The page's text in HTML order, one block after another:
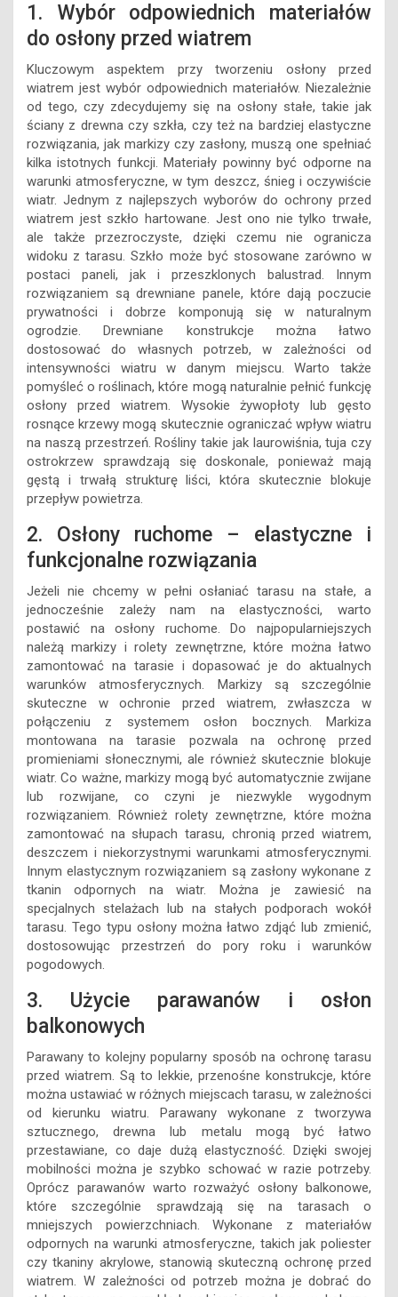
1. Wybór odpowiednich materiałów
do osłony przed wiatrem
Kluczowym aspektem przy tworzeniu osłony przed
wiatrem jest wybór odpowiednich materiałów. Niezależnie
od tego, czy zdecydujemy się na osłony stałe, takie jak
ściany z drewna czy szkła, czy też na bardziej elastyczne
rozwiązania, jak markizy czy zasłony, muszą one spełniać
kilka istotnych funkcji. Materiały powinny być odporne na
warunki atmosferyczne, w tym deszcz, śnieg i oczywiście
wiatr. Jednym z najlepszych wyborów do ochrony przed
wiatrem jest szkło hartowane. Jest ono nie tylko trwałe,
ale także przezroczyste, dzięki czemu nie ogranicza
widoku z tarasu. Szkło może być stosowane zarówno w
postaci paneli, jak i przeszklonych balustrad. Innym
rozwiązaniem są drewniane panele, które dają poczucie
prywatności i dobrze komponują się w naturalnym
ogrodzie. Drewniane konstrukcje można łatwo
dostosować do własnych potrzeb, w zależności od
intensywności wiatru w danym miejscu. Warto także
pomyśleć o roślinach, które mogą naturalnie pełnić funkcję
osłony przed wiatrem. Wysokie żywopłoty lub gęsto
rosnące krzewy mogą skutecznie ograniczać wpływ wiatru
na naszą przestrzeń. Rośliny takie jak laurowiśnia, tuja czy
ostrokrzew sprawdzają się doskonale, ponieważ mają
gęstą i trwałą strukturę liści, która skutecznie blokuje
przepływ powietrza.
2. Osłony ruchome – elastyczne i
funkcjonalne rozwiązania
Jeżeli nie chcemy w pełni osłaniać tarasu na stałe, a
jednocześnie zależy nam na elastyczności, warto
postawić na osłony ruchome. Do najpopularniejszych
należą markizy i rolety zewnętrzne, które można łatwo
zamontować na tarasie i dopasować je do aktualnych
warunków atmosferycznych. Markizy są szczególnie
skuteczne w ochronie przed wiatrem, zwłaszcza w
połączeniu z systemem osłon bocznych. Markiza
montowana na tarasie pozwala na ochronę przed
promieniami słonecznymi, ale również skutecznie blokuje
wiatr. Co ważne, markizy mogą być automatycznie zwijane
lub rozwijane, co czyni je niezwykle wygodnym
rozwiązaniem. Również rolety zewnętrzne, które można
zamontować na słupach tarasu, chronią przed wiatrem,
deszczem i niekorzystnymi warunkami atmosferycznymi.
Innym elastycznym rozwiązaniem są zasłony wykonane z
tkanin odpornych na wiatr. Można je zawiesić na
specjalnych stelażach lub na stałych podporach wokół
tarasu. Tego typu osłony można łatwo zdjąć lub zmienić,
dostosowując przestrzeń do pory roku i warunków
pogodowych.
3. Użycie parawanów i osłon
balkonowych
Parawany to kolejny popularny sposób na ochronę tarasu
przed wiatrem. Są to lekkie, przenośne konstrukcje, które
można ustawiać w różnych miejscach tarasu, w zależności
od kierunku wiatru. Parawany wykonane z tworzywa
sztucznego, drewna lub metalu mogą być łatwo
przestawiane, co daje dużą elastyczność. Dzięki swojej
mobilności można je szybko schować w razie potrzeby.
Oprócz parawanów warto rozważyć osłony balkonowe,
które szczególnie sprawdzają się na tarasach o
mniejszych powierzchniach. Wykonane z materiałów
odpornych na warunki atmosferyczne, takich jak poliester
czy tkaniny akrylowe, stanowią skuteczną ochronę przed
wiatrem. W zależności od potrzeb można je dobrać do